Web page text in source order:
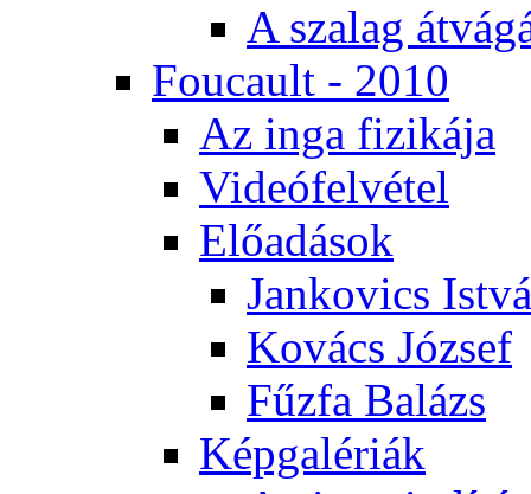
A sza­lag
Fo­u­ca­ult - 2010
Az in­ga fi­zi­ká­ja
Vi­de­ó­fel­vé­tel
Elő­adá­sok
Jan­ko­vics
Ko­vács Jó­zsef
Fűz­fa Ba­lázs
Kép­ga­lé­ri­ák